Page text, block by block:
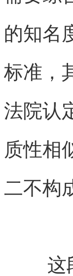
的知名
标准，
法院认
质性相
二不构
这